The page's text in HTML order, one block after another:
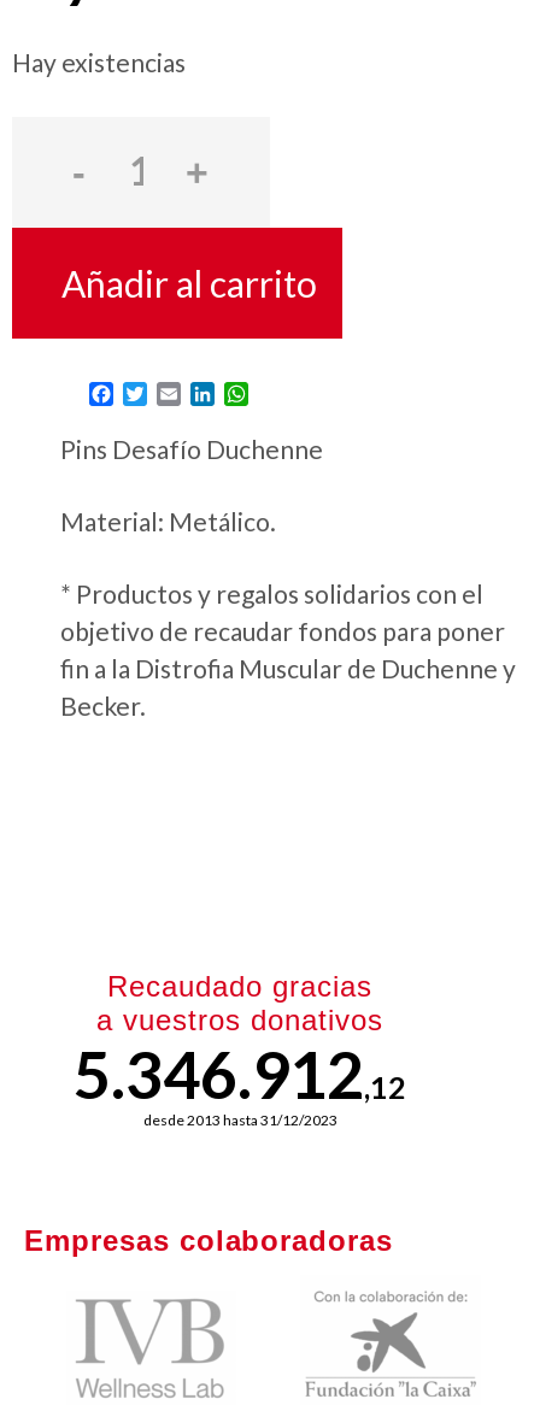
Hay existencias
Añadir al carrito
Facebook
Twitter
Email LinkedIn
Pins Desafío Duchenne
Material: Metálico.
* Productos y regalos solidarios con el
objetivo de recaudar fondos para poner
fin a la Distrofia Muscular de Duchenne y
Becker.
Recaudado gracias
a vuestros donativos
5.346.912,12
desde 2013 hasta 31/12/2023
Empresas colaboradoras